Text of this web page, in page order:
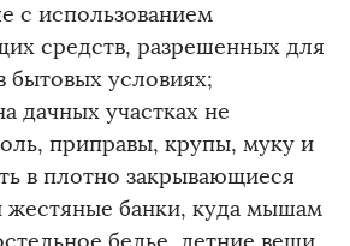
с использованием
средств, разрешенных для
бытовых условиях;
дачных участках не
приправы, крупы, муку и
в плотно закрывающиеся
жестяные банки, куда мышам